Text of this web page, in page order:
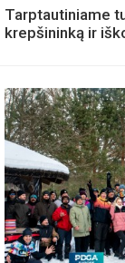
Tarptautiniame
krepšininką ir